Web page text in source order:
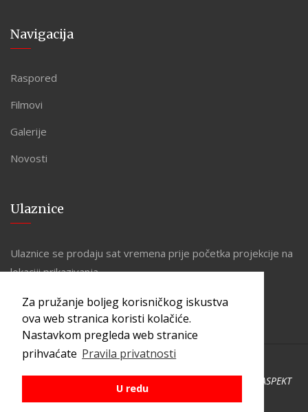
Za pružanje boljeg korisničkog iskustva
ova web stranica koristi kolačiće.
Nastavkom pregleda web stranice
prihvaćate Pravila privatnosti
U redu
Navigacija
Raspored
Filmovi
Galerije
Novosti
Ulaznice
Ulaznice se prodaju sat vremena prije početka projekcije na
lokaciji prikazivanja.
ASPEKT